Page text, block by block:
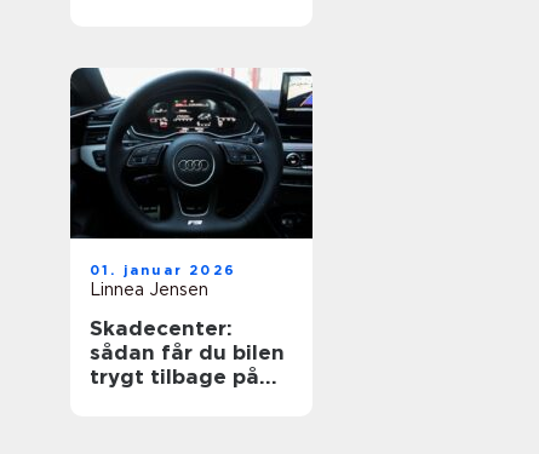
01. januar 2026
Linnea Jensen
Skadecenter:
sådan får du bilen
trygt tilbage på